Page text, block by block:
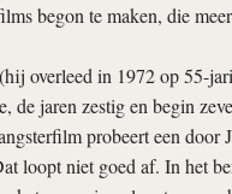
begon te maken, die
overleed in 1972 op 55-
jaren zestig en begin
probeert een door
loopt niet goed af. In het